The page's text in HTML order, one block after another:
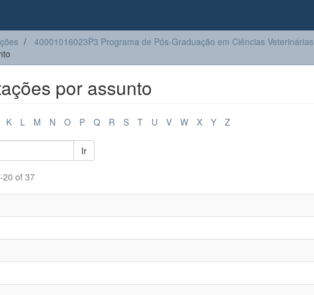
40001016023P3 Programa de Pós-Graduação em Ciências Veterinárias
por assunto
K L M N O P Q R S T U V W X Y Z
Ir
20 of 37